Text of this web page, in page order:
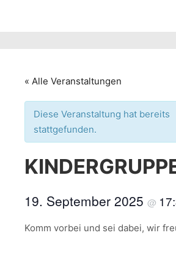
« Alle Veranstaltungen
Diese Veranstaltung hat bereits
stattgefunden.
19. September 2025 @
Komm vorbei und sei dabei, wir